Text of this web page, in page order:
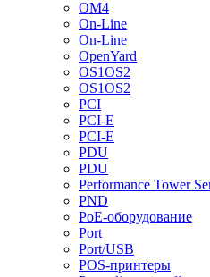
OM4
On-Line
On-Line
OpenYard
OS1OS2
OS1OS2
PCI
PCI-E
PCI-E
PDU
PDU
Performance Tower
PND
PoE-оборудование
Port
Port/USB
POS-принтеры